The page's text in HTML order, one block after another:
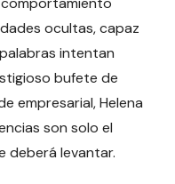
ocultas, capaz
intentan
bufete de
empresarial, Helena
son solo el
deberá levantar.